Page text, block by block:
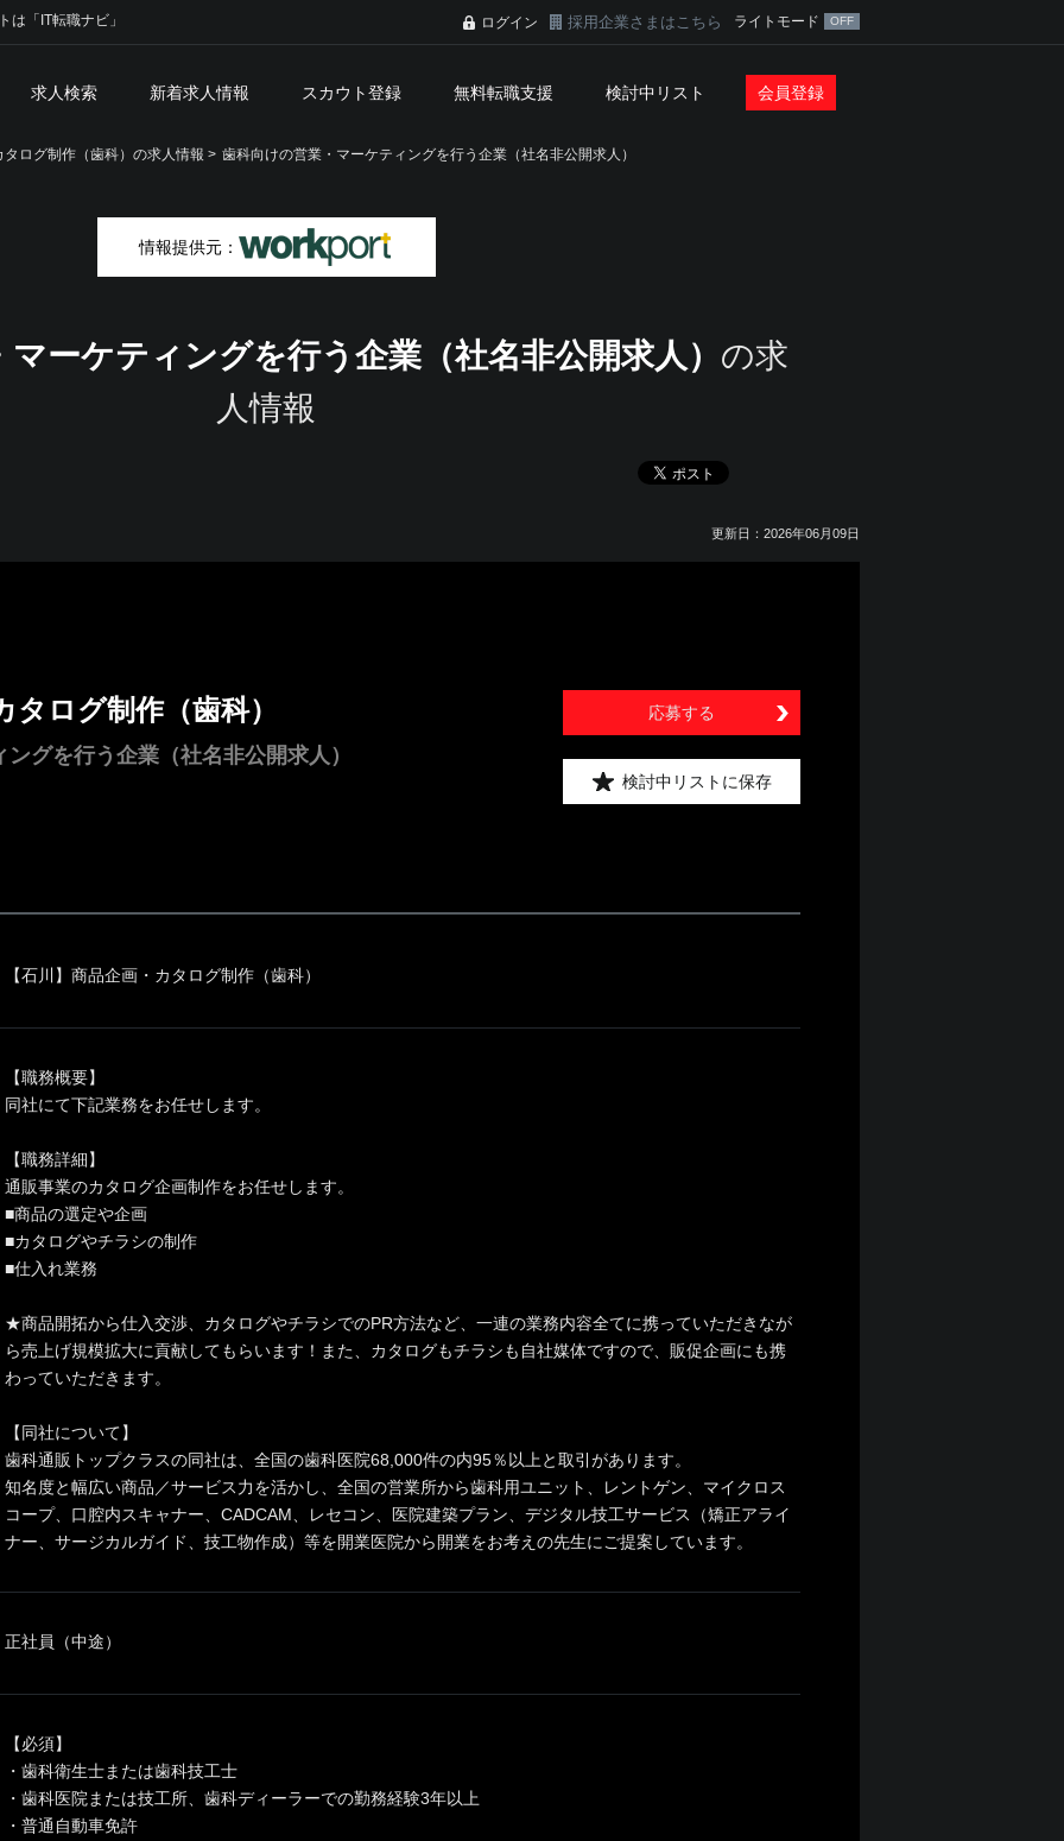
は「IT転職ナビ」 ログイン 採用企業さまはこちら ライトモード
求人検索 新着求人情報 スカウト登録 無料転職支援 検討中リスト 会員登録
ログ制作（歯科）の求人情報 > 歯科向けの営業・マーケティングを行う企業（社名非公開求人）
情報提供元：
ーケティングを行う企業（社名非公開求人） の求
人情報
更新日：2026年06月09日
ログ制作（歯科）
グを行う企業（社名非公開求人）
応募する
検討中リストに保存
【石川】商品企画・カタログ制作（歯科）
【職務概要】
同社にて下記業務をお任せします。
【職務詳細】
通販事業のカタログ企画制作をお任せします。
■商品の選定や企画
■カタログやチラシの制作
■仕入れ業務
★商品開拓から仕入交渉、カタログやチラシでのPR方法など、一連の業務内容全てに携っていただきなが
ら売上げ規模拡大に貢献してもらいます！また、カタログもチラシも自社媒体ですので、販促企画にも携
わっていただきます。
【同社について】
歯科通販トップクラスの同社は、全国の歯科医院68,000件の内95％以上と取引があります。
知名度と幅広い商品／サービス力を活かし、全国の営業所から歯科用ユニット、レントゲン、マイクロス
コープ、口腔内スキャナー、CADCAM、レセコン、医院建築プラン、デジタル技工サービス（矯正アライ
ナー、サージカルガイド、技工物作成）等を開業医院から開業をお考えの先生にご提案しています。
正社員（中途）
【必須】
・歯科衛生士または歯科技工士
・歯科医院または技工所、歯科ディーラーでの勤務経験3年以上
・普通自動車免許